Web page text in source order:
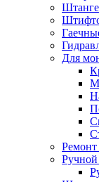
Для
Ремонт